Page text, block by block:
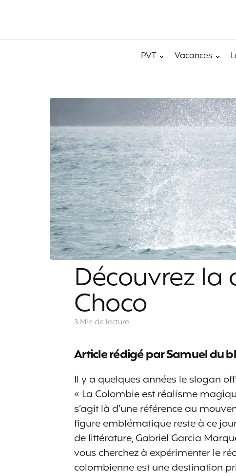
PVT Vacances
Découvrez la
Choco
3 Min de lecture
Article rédigé par Samuel du
Il y a quelques années le slogan
« La Colombie est réalisme
s’agit là d’une référence au
figure emblématique reste à ce
de littérature, Gabriel Garcia
vous cherchez à expérimenter le
colombienne est une destination